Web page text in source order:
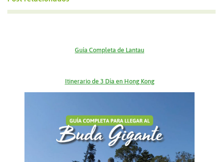
Guía Completa de Lantau
Itinerario de 3 Día en Hong Kong